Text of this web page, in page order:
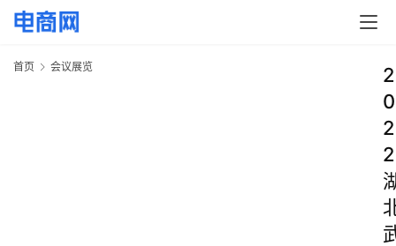
首页 会议展览
2
0
2
2